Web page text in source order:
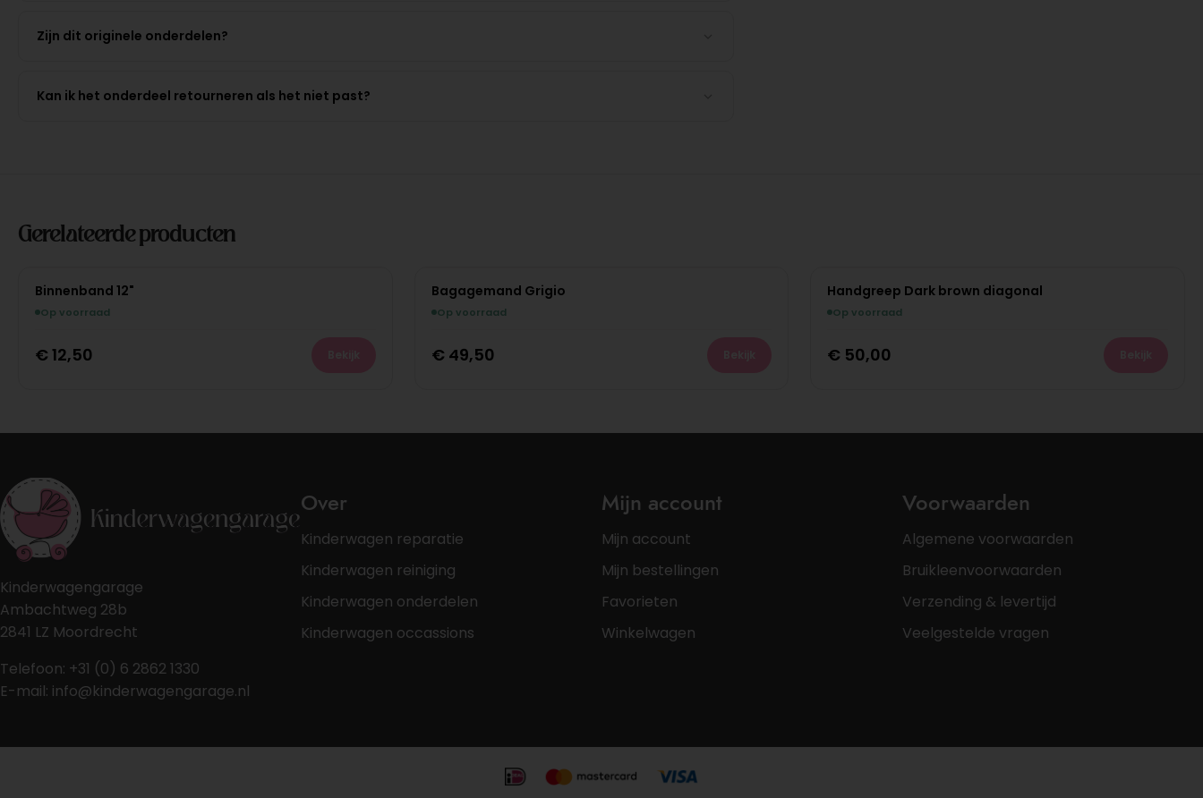
Zijn dit originele onderdelen?
Kan ik het onderdeel retourneren als het niet past?
Gerelateerde producten
Binnenband 12"
Op voorraad
€ 12,50
Bagagemand Grigio
Op voorraad
€ 49,50
Handgreep Dark brown diagonal
Op voorraad
€ 50,00
Kinderwagengarage
Ambachtweg 28b
2841 LZ Moordrecht
Telefoon: +31 (0) 6 2862 1330
E-mail: info@kinderwagengarage.nl
Over
Kinderwagen reparatie
Kinderwagen reiniging
Kinderwagen onderdelen
Kinderwagen occassions
Mijn account
Mijn account
Mijn bestellingen
Favorieten
Winkelwagen
Voorwaarden
Algemene voorwaarden
Bruikleenvoorwaarden
Verzending & levertijd
Veelgestelde vragen